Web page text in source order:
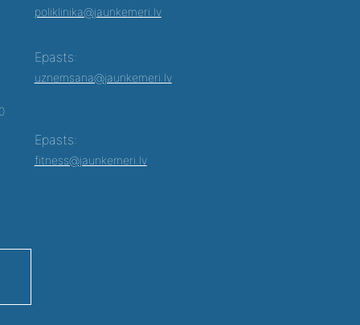
poliklinika@jaunkemeri.lv
Epasts:
uznemsana@jaunkemeri.lv
Epasts:
fitness@jaunkemeri.lv